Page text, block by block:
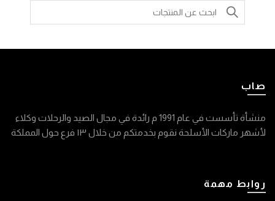
Search
for:
صاب
منشأة تأسست في عام 1991 م رائدة في مجال الصيد والرحلات وكلاء
لأشهر ماركات الأسلحة نقوم بخدمتكم من خلال ١٣ فرع حول المملكة
روابط مهمة